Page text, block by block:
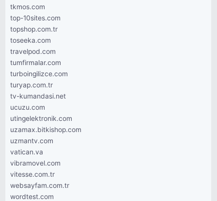
tkmos.com
top-10sites.com
topshop.com.tr
toseeka.com
travelpod.com
tumfirmalar.com
turboingilizce.com
turyap.com.tr
tv-kumandasi.net
ucuzu.com
utingelektronik.com
uzamax.bitkishop.com
uzmantv.com
vatican.va
vibramovel.com
vitesse.com.tr
websayfam.com.tr
wordtest.com